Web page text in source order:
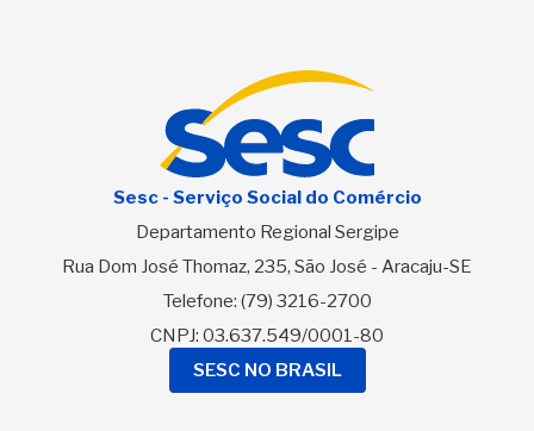
Sesc - Serviço Social do Comércio
Departamento Regional Sergipe
Rua Dom José Thomaz, 235, São José - Aracaju-SE
Telefone: (79) 3216-2700
CNPJ: 03.637.549/0001-80
SESC NO BRASIL